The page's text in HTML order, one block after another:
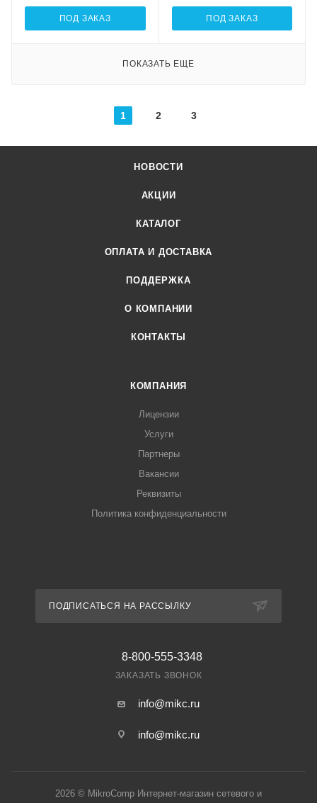
ПОД ЗАКАЗ ПОД ЗАКАЗ
ПОКАЗАТЬ ЕЩЕ
1 2 3
НОВОСТИ
АКЦИИ
КАТАЛОГ
ОПЛАТА И ДОСТАВКА
ПОДДЕРЖКА
О КОМПАНИИ
КОНТАКТЫ
КОМПАНИЯ
Лицензии
Услуги
Партнеры
Вакансии
Реквизиты
Политика конфиденциальности
ПОДПИСАТЬСЯ НА РАССЫЛКУ
8-800-555-3348
ЗАКАЗАТЬ ЗВОНОК
info@mikc.ru
info@mikc.ru
2026 © MikroComp Интернет-магазин сетевого и